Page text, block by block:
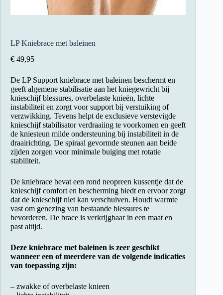
LP Kniebrace met baleinen
€ 49,95
De LP Support kniebrace met baleinen beschermt en
geeft algemene stabilisatie aan het kniegewricht bij
knieschijf blessures, overbelaste knieën, lichte
instabiliteit en zorgt voor support bij verstuiking of
verzwikking. Tevens helpt de exclusieve verstevigde
knieschijf stabilisator verdraaiing te voorkomen en geeft
de kniesteun milde ondersteuning bij instabiliteit in de
draairichting. De spiraal gevormde steunen aan beide
zijden zorgen voor minimale buiging met rotatie
stabiliteit.
De kniebrace bevat een rond neopreen kussentje dat de
knieschijf comfort en bescherming biedt en ervoor zorgt
dat de knieschijf niet kan verschuiven. Houdt warmte
vast om genezing van bestaande blessures te
bevorderen. De brace is verkrijgbaar in een maat en
past altijd.
Deze kniebrace met baleinen is zeer geschikt
wanneer een of meerdere van de volgende indicaties
van toepassing zijn:
– zwakke of overbelaste knieen